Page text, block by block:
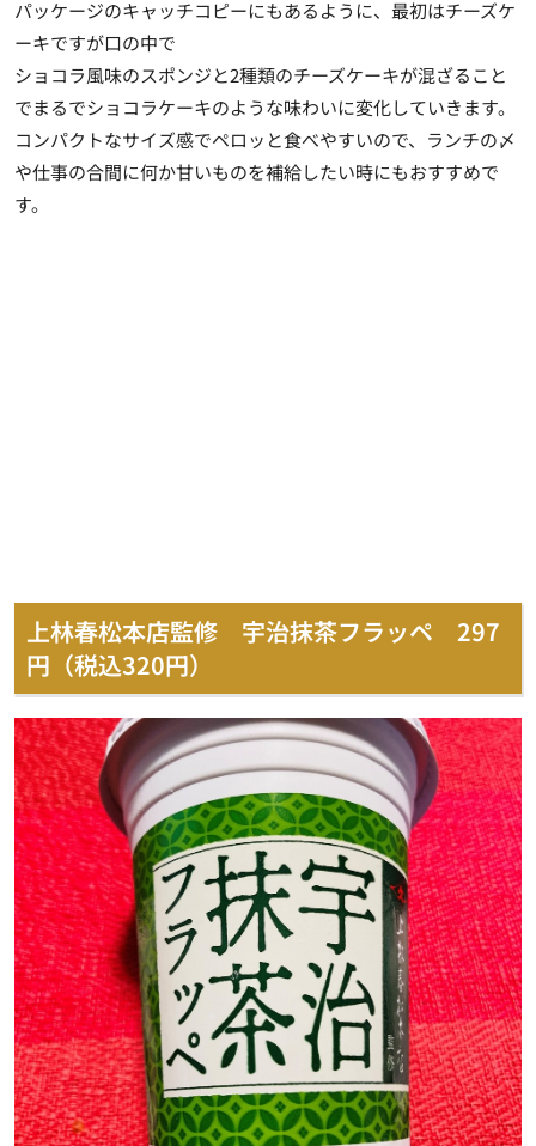
パッケージのキャッチコピーにもあるように、最初はチーズケ
ーキですが口の中で
ショコラ風味のスポンジと2種類のチーズケーキが混ざること
でまるでショコラケーキのような味わいに変化していきます。
コンパクトなサイズ感でペロッと食べやすいので、ランチの〆
や仕事の合間に何か甘いものを補給したい時にもおすすめで
す。
上林春松本店監修 宇治抹茶フラッペ 297
円（税込320円）